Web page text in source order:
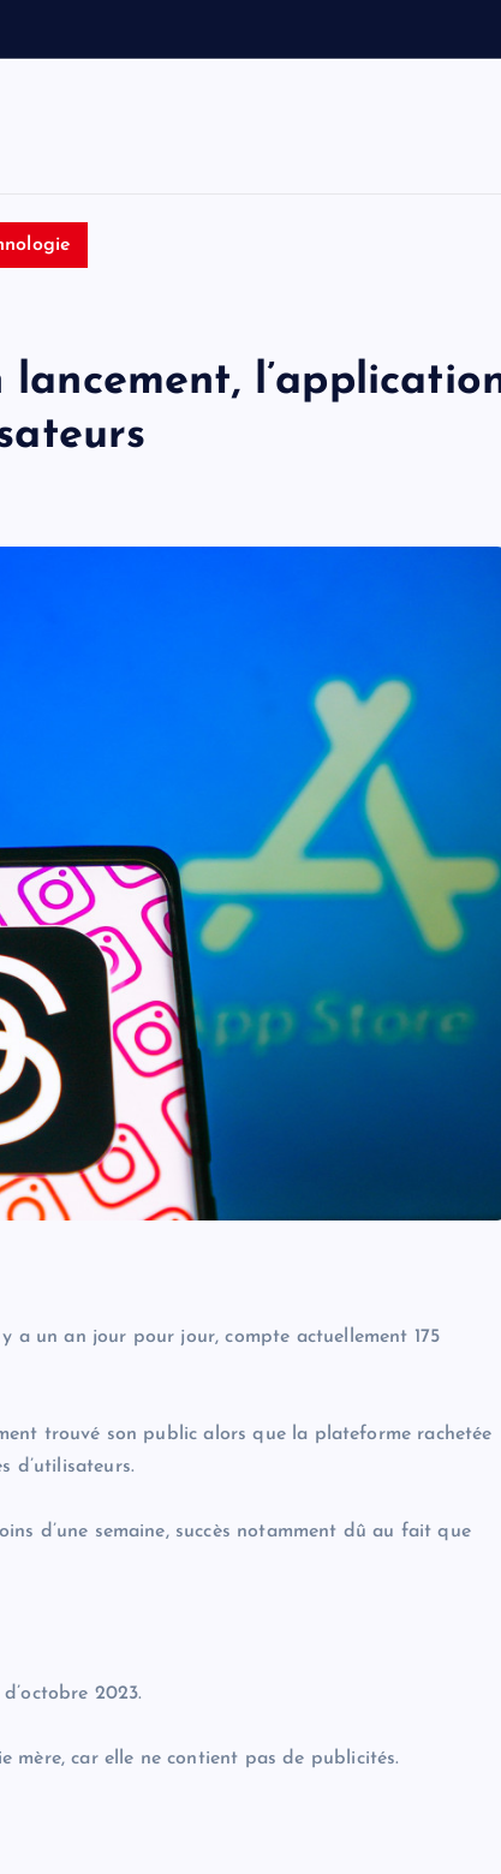
a un an jour pour jour, compte actuellement 175
trouvé son public alors que la plateforme rachetée
d’utilisateurs.
d’une semaine, succès notamment dû au fait que
2023.
mère, car elle ne contient pas de publicités.